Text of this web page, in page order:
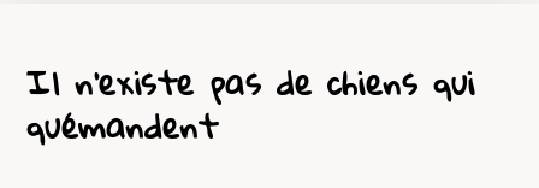
Il n’existe pas de chiens qui
quémandent